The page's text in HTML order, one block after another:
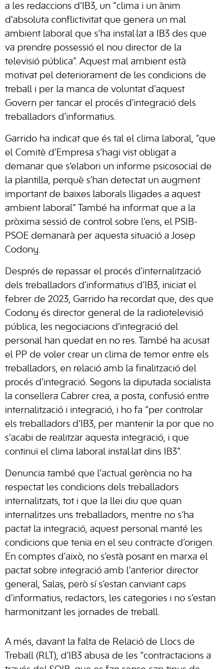
a les redaccions d’IB3, un “clima i un ànim
d’absoluta conflictivitat que genera un mal
ambient laboral que s’ha instal·lat a IB3 des que
va prendre possessió el nou director de la
televisió pública”. Aquest mal ambient està
motivat pel deteriorament de les condicions de
treball i per la manca de voluntat d’aquest
Govern per tancar el procés d’integració dels
treballadors d’informatius.
Garrido ha indicat que és tal el clima laboral, “que
el Comitè d’Empresa s’hagi vist obligat a
demanar que s’elabori un informe psicosocial de
la plantilla, perquè s’han detectat un augment
important de baixes laborals lligades a aquest
ambient laboral” També ha informat que a la
pròxima sessió de control sobre l’ens, el PSIB-
PSOE demanarà per aquesta situació a Josep
Codony.
Després de repassar el procés d’internalització
dels treballadors d’informatius d’IB3, iniciat el
febrer de 2023, Garrido ha recordat que, des que
Codony és director general de la radiotelevisió
pública, les negociacions d’integració del
personal han quedat en no res. També ha acusat
el PP de voler crear un clima de temor entre els
treballadors, en relació amb la finalització del
procés d’integració. Segons la diputada socialista
la consellera Cabrer crea, a posta, confusió entre
internalització i integració, i ho fa “per controlar
els treballadors d’IB3, per mantenir la por que no
s’acabi de realitzar aquesta integració, i que
continuï el clima laboral instal·lat dins IB3”.
Denuncia també que l’actual gerència no ha
respectat les condicions dels treballadors
internalitzats, tot i que la llei diu que quan
internalitzes uns treballadors, mentre no s’ha
pactat la integració, aquest personal manté les
condicions que tenia en el seu contracte d’origen.
En comptes d’això, no s’està posant en marxa el
pactat sobre integració amb l’anterior director
general, Salas, però sí s’estan canviant caps
d’informatius, redactors, les categories i no s’estan
harmonitzant les jornades de treball.
A més, davant la falta de Relació de Llocs de
Treball (RLT), d’IB3 abusa de les “contractacions a